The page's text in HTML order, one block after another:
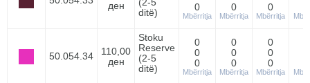
ден
(2-5
ditë)
0
Mbërritja
0
Mbërritja
0
Mbërritja
50.054.34
110,00
ден
Stoku
Reserve
(2-5
ditë)
0
0
0
Mbërritja
0
0
0
Mbërritja
0
0
0
Mbërritja